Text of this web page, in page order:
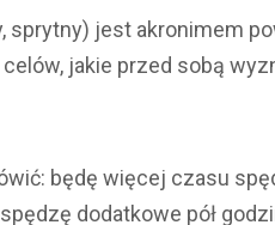
sprytny) jest akronimem
jakie przed sobą
będę więcej czasu
dodatkowe pół